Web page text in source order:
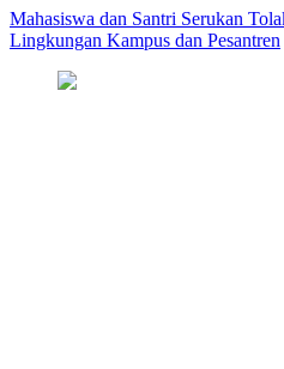
Mahasiswa dan Santri Serukan
Lingkungan Kampus dan Pesantren